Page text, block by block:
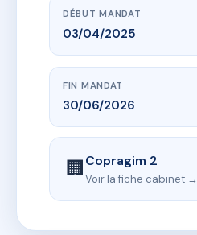
DÉBUT MANDAT
03/04/2025
FIN MANDAT
30/06/2026
🏢Copragim 2
Voir la fiche cabinet →